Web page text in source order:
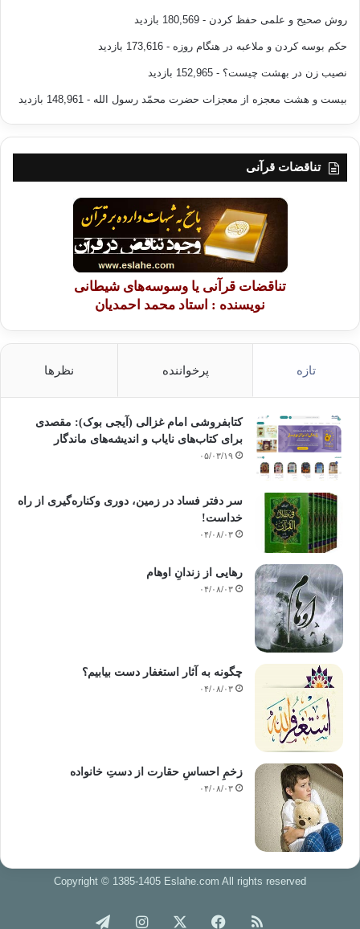
روش صحیح و علمی حفظ کردن - 180,569 بازدید
حکم بوسه کردن و ملاعبه در هنگام روزه - 173,616 بازدید
نصیب زن در بهشت چیست؟ - 152,965 بازدید
بیست و هشت معجزه از معجزات حضرت محمّد رسول الله - 148,961 بازدید
تناقضات قرآنی
تناقضات قرآنی یا وسوسه‌های شیطانی
نویسنده : استاد محمد احمدیان
تازه پرخواننده نظرها
کتابفروشی امام غزالی (آیجی بوک): مقصدی
برای کتاب‌های نایاب و اندیشه‌های ماندگار
۰۵/۰۳/۱۹
سر دفتر فساد در زمین‌، دوری وکناره‌گیری از راه
خداست‌!
۰۴/۰۸/۰۳
رهایی از زندانِ اوهام
۰۴/۰۸/۰۳
چگونه به آثار استغفار دست بیابیم؟
۰۴/۰۸/۰۳
زخمِ احساسِ حقارت از دستِ خانواده
۰۴/۰۸/۰۳
Copyright © 1385-1405 Eslahe.com All rights reserved
خوراک فیس اینستاگرام